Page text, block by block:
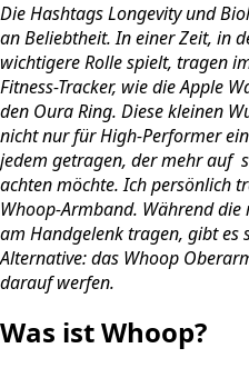
Die Hashtags Longevity und
an Beliebtheit. In einer Zeit, in
wichtigere Rolle spielt, tragen
Fitness-Tracker, wie die Apple
den Oura Ring. Diese kleinen
nicht nur für High-Performer
jedem getragen, der mehr auf
achten möchte. Ich persönlich
Whoop-Armband. Während
am Handgelenk tragen, gibt es
Alternative: das Whoop
darauf werfen.
Was ist Whoop?